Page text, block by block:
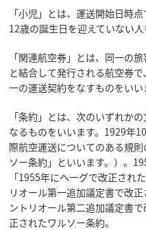
「小児」とは、運送開始日時
12歳の誕生日を迎えていない人
「関連航空券」とは、同一の
と結合して発行される航空券
一の運送契約をなすものをいい
「条約」とは、次のいずれか
なるものをいいます。1929年
際航空運送についてのある規
ソー条約」といいます。）。
「1955年にヘーグで改正され
リオール第一追加議定書で改
ントリオール第二追加議定書
正されたワルソー条約。